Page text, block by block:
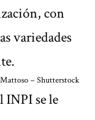
con
variedades
– Shutterstock
INPI se le